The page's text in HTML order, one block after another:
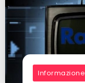
Informazione